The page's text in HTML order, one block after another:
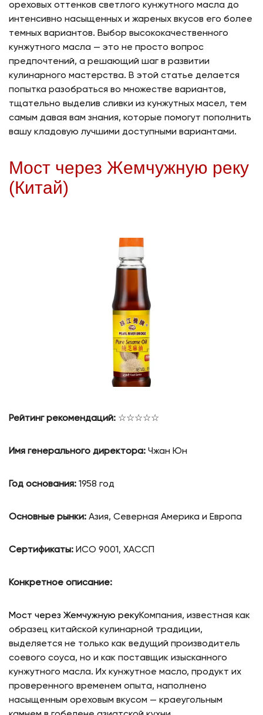
ореховых оттенков светлого кунжутного масла до
интенсивно насыщенных и жареных вкусов его более
темных вариантов. Выбор высококачественного
кунжутного масла — это не просто вопрос
предпочтений, а решающий шаг в развитии
кулинарного мастерства. В этой статье делается
попытка разобраться во множестве вариантов,
тщательно выделив сливки из кунжутных масел, тем
самым давая вам знания, которые помогут пополнить
вашу кладовую лучшими доступными вариантами.
Мост через Жемчужную реку
(Китай)
Рейтинг рекомендаций: ☆☆☆☆☆
Имя генерального директора: Чжан Юн
Год основания: 1958 год
Основные рынки: Азия, Северная Америка и Европа
Сертификаты: ИСО 9001, ХАССП
Конкретное описание:
Мост через Жемчужную рекуКомпания, известная как
образец китайской кулинарной традиции,
выделяется не только как ведущий производитель
соевого соуса, но и как поставщик изысканного
кунжутного масла. Их кунжутное масло, продукт их
проверенного временем опыта, наполнено
насыщенным ореховым вкусом — краеугольным